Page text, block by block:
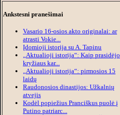
Ankstesni pranešimai
Vasario 16-osios akto originalai: ar
atrasti Vokie...
Įdomioji istorija su A. Tapinu
„Aktualioji istorija“: Kaip prasidėjo
kryžiaus kar...
„Aktualioji istorija“: pirmosios 15
laidų
Raudonosios dinastijos: Užkalnių
atvejis
Kodėl popiežius Pranciškus puolė į
Putino patriarc...